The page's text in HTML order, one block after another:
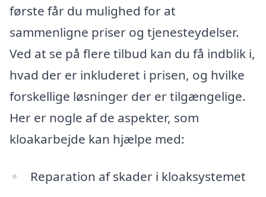
første får du mulighed for at
sammenligne priser og tjenesteydelser.
Ved at se på flere tilbud kan du få indblik i,
hvad der er inkluderet i prisen, og hvilke
forskellige løsninger der er tilgængelige.
Her er nogle af de aspekter, som
kloakarbejde kan hjælpe med:
Reparation af skader i kloaksystemet